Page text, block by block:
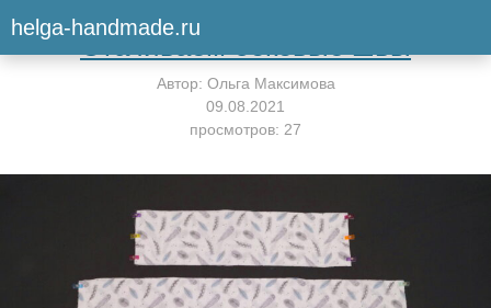
helga-handmade.ruВернуться к мастер-классу
Стачиваем боковые швы
Автор: Ольга Максимова
09.08.2021
просмотров: 27